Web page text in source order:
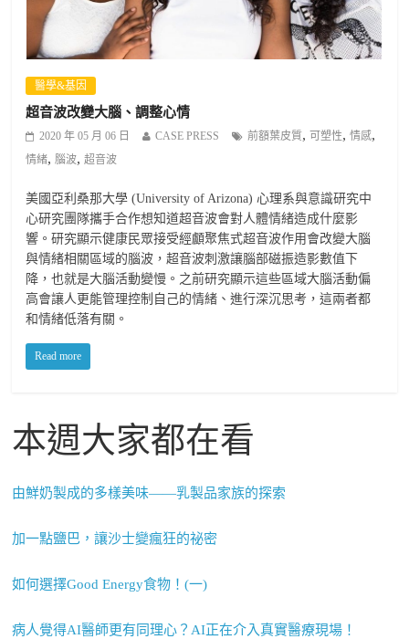
醫學&基因
超音波改變大腦、調整心情
2020 年 05 月 06 日 CASE PRESS 前額葉皮質,可塑性,情感,
情緒,腦波,超音波
美國亞利桑那大學 (University of Arizona) 心理系與意識研究中
心研究團隊攜手合作想知道超音波會對人體情緒造成什麼影
響。研究顯示健康民眾接受經顱聚焦式超音波作用會改變大腦
與情緒相關區域的腦波，超音波刺激讓腦部磁振造影數值下
降，也就是大腦活動變慢。之前研究顯示這些區域大腦活動偏
高會讓人更能管理控制自己的情緒、進行深沉思考，這兩者都
和情緒低落有關。
Read more
本週大家都在看
由鮮奶製成的多樣美味——乳製品家族的探索
加一點鹽巴，讓沙士變瘋狂的祕密
如何選擇Good Energy食物！(一)
病人覺得AI醫師更有同理心？AI正在介入真實醫療現場！